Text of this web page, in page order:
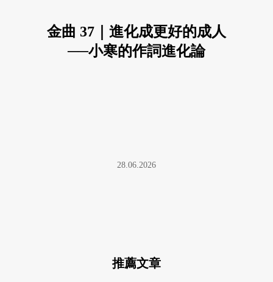
金曲 37｜進化成更好的成人
──小寒的作詞進化論
28.06.2026
推薦文章